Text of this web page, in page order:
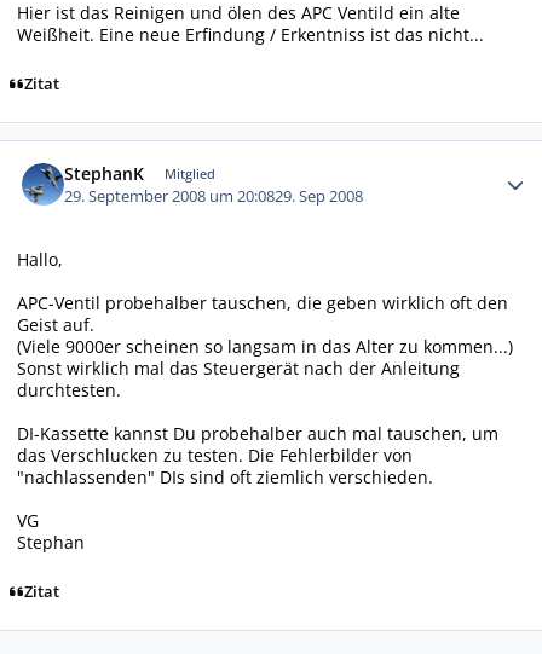
Hier ist das Reinigen und ölen des APC Ventild ein alte
Weißheit. Eine neue Erfindung / Erkentniss ist das nicht...
Zitat
StephanK Mitglied
29. September 2008 um 20:0829. Sep 2008
Hallo,
APC-Ventil probehalber tauschen, die geben wirklich oft den
Geist auf.
(Viele 9000er scheinen so langsam in das Alter zu kommen...)
Sonst wirklich mal das Steuergerät nach der Anleitung
durchtesten.
DI-Kassette kannst Du probehalber auch mal tauschen, um
das Verschlucken zu testen. Die Fehlerbilder von
"nachlassenden" DIs sind oft ziemlich verschieden.
VG
Stephan
Zitat